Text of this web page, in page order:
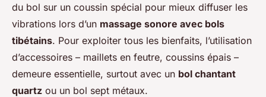
du bol sur un coussin spécial pour mieux diffuser les
vibrations lors d’un massage sonore avec bols
tibétains. Pour exploiter tous les bienfaits, l’utilisation
d’accessoires – maillets en feutre, coussins épais –
demeure essentielle, surtout avec un bol chantant
quartz ou un bol sept métaux.